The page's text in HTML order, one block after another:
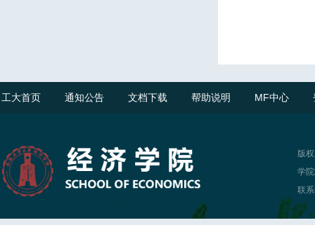
工大首页 通知公告 文档下载 帮助说明 MF中心
版
学
联